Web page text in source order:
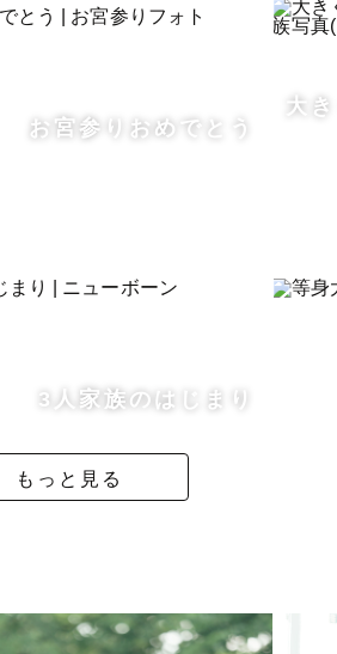
お宮参りおめでとう
大
3人家族のはじまり
もっと見る